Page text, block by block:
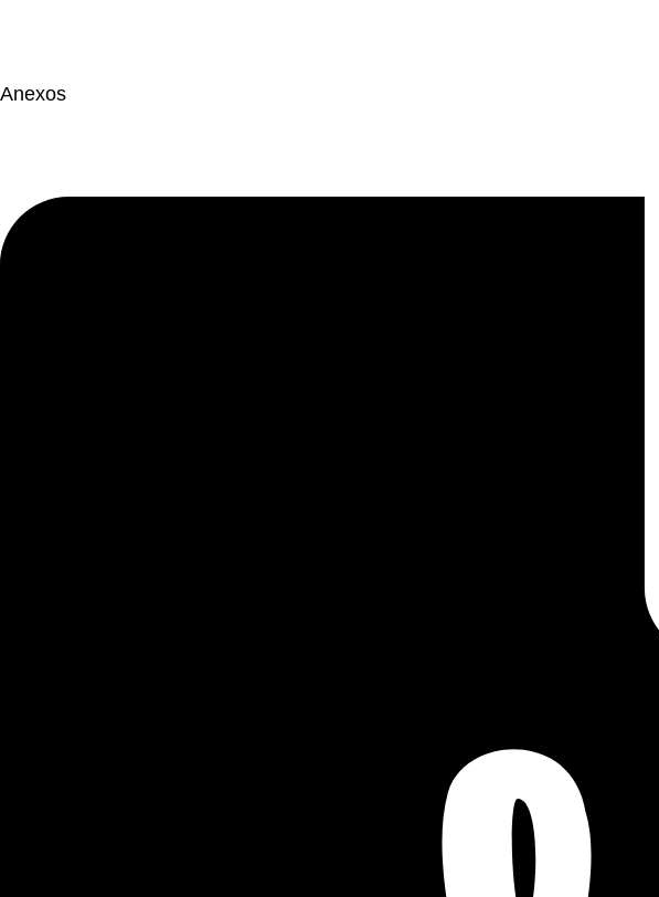
Anexos